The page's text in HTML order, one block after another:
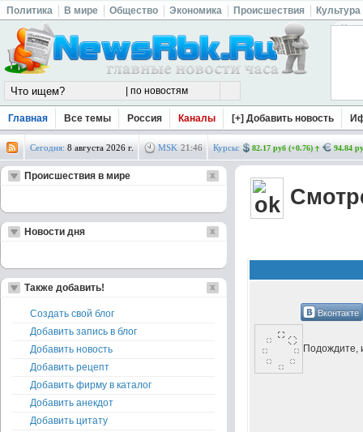
Политика В мире Общество Экономика Происшествия Культура
Главная Все темы Россия Каналы [+] Добавить новость
Сегодня: 8 августа 2026 г. MSK 21 :46 Курсы: 82.17 руб (+0.76) 94.84
Вконтакте
Подождите,
Происшествия в мире
Новости дня
Также добавить!
Создать свой блог
Добавить запись в блог
Добавить новость
Добавить рецепт
Добавить фирму в каталог
Добавить анекдот
Добавить цитату